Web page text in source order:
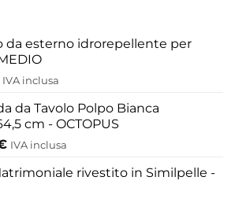
da esterno idrorepellente per
IVA inclusa
da Tavolo Polpo Bianca
cm - OCTOPUS
IVA inclusa
rivestito in Similpelle -